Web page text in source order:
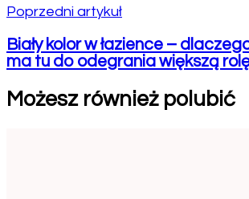
Poprzedni artykuł
Biały kolor w łazience –
ma tu do odegrania większą
Możesz również polubić